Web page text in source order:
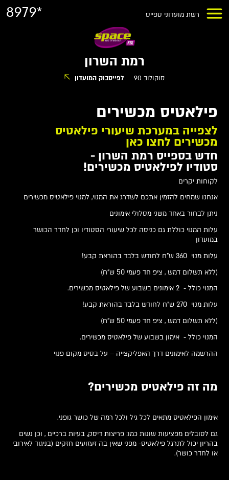
רשת מועדוני ספייס 8979*
רמת השרון
סוקולוב 90 לפייסבוק המועדון
פילאטיס מכשירים
לצפייה במערכת שיעורי פילאטיס
מכשירים לחצו כאן
חדש בספייס רמת השרון -
סטודיו לפילאטיס מכשירים!
לקוחות יקרים
אנחנו שמחים להזמין אתכם לשדרג את המנוי, למנוי פילאטיס מכשירים
ניתן לבחור באחד משני מסלולי אימונים
עלות המנוי כוללת גם כניסה לכל שיעורי הסטודיו וכן לחדר הכושר
במועדון
עלות מנוי 360 ש"ח לחודש בלבד בהוראת קבע!
(ללא תשלום דמש , ציפ חד פעמי 50 ש"ח)
המנוי כולל - 2 אימונים בשבוע של פילאטיס מכשירים.
עלות מנוי 270 ש"ח לחודש בלבד בהוראת קבע!
(ללא תשלום דמש , ציפ חד פעמי 50 ש"ח)
המנוי כולל - אימון בשבוע של פילאטיס מכשירים.
ההרשמה לאימונים דרך האפליקצייה – על בסיס מקום פנוי
מה זה פילאטיס מכשירים?
אימון הפילאטיס מתאים לכל גיל ולכל רמה של כושר גופני.
גם לסובלים מפציעות שונות כמו: פריצות דיסק, בעיות ברכיים , וכן נשים
בהריון יכול לתרגל פילאטיס- מפני שאין בה זעזועים חזקים (בניגוד לאירובי
או לחדר כושר).